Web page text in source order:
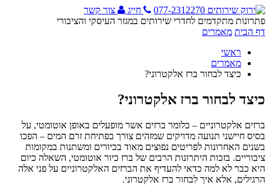
077-2312270 חייג
צור קשר
פתרונות מתקדמים לחדרי שירותים במגזר העיסקי והציבורי
דף הבית מאמרים
ראשי
מאמרים
כיצד לבחור ברז אלקטרוני?
כיצד לבחור ברז אלקטרוני?
ברזים אלקטרוניים – כלומר ברזים אשר מופעלים באופן אוטומטי, על
בסיס חיישני תנועה מדויקים שמזהים צורך בפתיחת זרם המים – הפכו
בשנים האחרונות לפריטים נפוצים מאוד בכיורים ומשתנות במקומות
ציבוריים. בזכות היתרונות הרבים של ברז כיור אוטומטי, השאלה כיום
היא כבר לא למה כדאי להעדיף את הברזים האלקטרוניים על פני אלה
הרגילים, אלא איך לבחור ברז אלקטרוני.